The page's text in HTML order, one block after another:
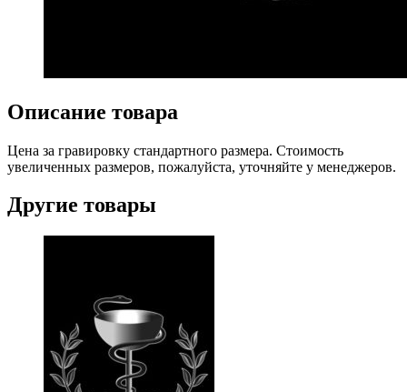
Описание товара
Цена за гравировку стандартного размера. Стоимость
увеличенных размеров, пожалуйста, уточняйте у менеджеров.
Другие товары